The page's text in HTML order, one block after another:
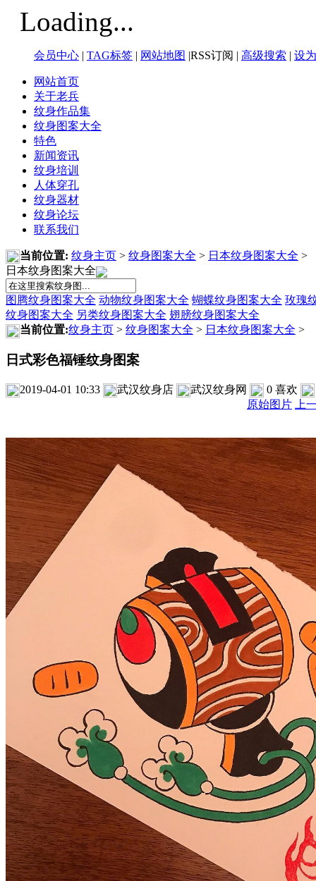
Loading...
会员中心 | TAG标签 | 网站地图 |RSS订阅 | 高级搜索 | 设
网站首页
关于老兵
纹身作品集
纹身图案大全
特色
新闻资讯
纹身培训
人体穿孔
纹身器材
纹身论坛
联系我们
当前位置: 纹身主页 > 纹身图案大全 > 日本纹身图案大全 >
日本纹身图案大全
图腾纹身图案大全 动物纹身图案大全 蝴蝶纹身图案大全 玫瑰
纹身图案大全 另类纹身图案大全 翅膀纹身图案大全
当前位置:纹身主页 > 纹身图案大全 > 日本纹身图案大全 >
日式彩色福锤纹身图案
2019-04-01 10:33 武汉纹身店 武汉纹身网 0 喜欢
原始图片 上